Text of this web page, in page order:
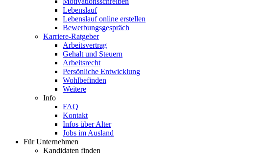
Lebenslauf
Lebenslauf online erstellen
Bewerbungsgespräch
Karriere-Ratgeber
Arbeitsvertrag
Gehalt und Steuern
Arbeitsrecht
Persönliche Entwicklung
Wohlbefinden
Weitere
Info
FAQ
Kontakt
Infos über Alter
Jobs im Ausland
Für Unternehmen
Kandidaten finden